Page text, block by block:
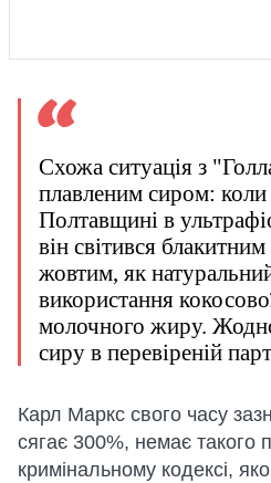
Схожа ситуація з
плавленим сиром: коли
Полтавщині в
він світився
жовтим, як
використання
молочного жиру.
сиру в перевіреній
Карл Маркс свого часу
сягає 300%, немає такого
кримінальному кодексі,